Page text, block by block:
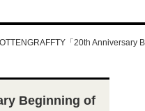
「20th Anniversary
Beginning of